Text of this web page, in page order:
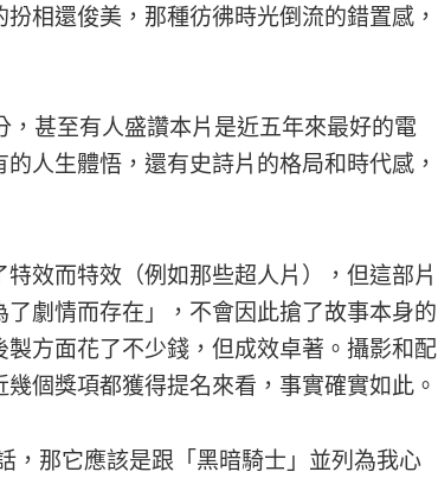
相還俊美，那種彷彿時光倒流的錯置感，
甚至有人盛讚本片是近五年來最好的電
人生體悟，還有史詩片的格局和時代感，
效而特效（例如那些超人片），但這部片
劇情而存在」，不會因此搶了故事本身的
方面花了不少錢，但成效卓著。攝影和配
個獎項都獲得提名來看，事實確實如此。
，那它應該是跟「黑暗騎士」並列為我心